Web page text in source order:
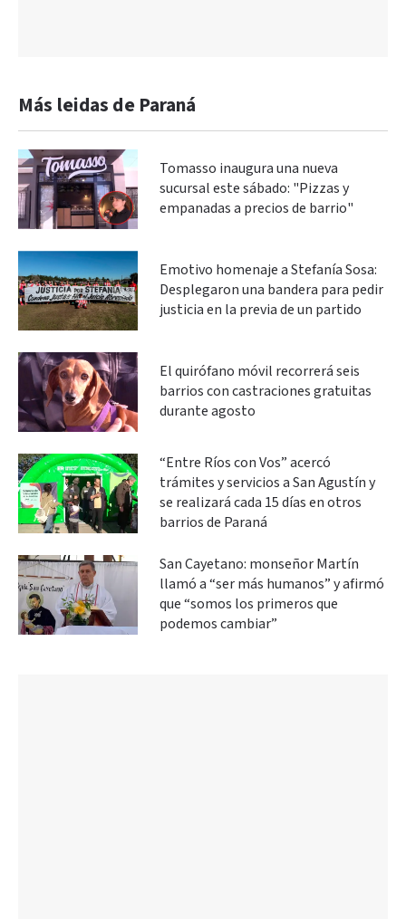
Más leidas de Paraná
Tomasso inaugura una nueva
sucursal este sábado: "Pizzas y
empanadas a precios de barrio"
Emotivo homenaje a Stefanía Sosa:
Desplegaron una bandera para pedir
justicia en la previa de un partido
El quirófano móvil recorrerá seis
barrios con castraciones gratuitas
durante agosto
“Entre Ríos con Vos” acercó
trámites y servicios a San Agustín y
se realizará cada 15 días en otros
barrios de Paraná
San Cayetano: monseñor Martín
llamó a “ser más humanos” y afirmó
que “somos los primeros que
podemos cambiar”